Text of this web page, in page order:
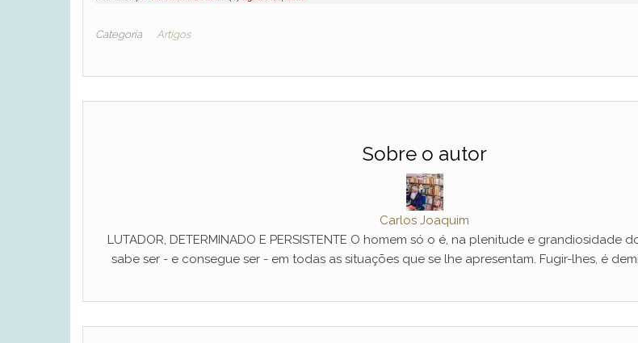
Categoria Artigos
Sobre o autor
Carlos Joaquim
LUTADOR, DETERMINADO E PERSISTENTE O homem só o é, na plenitude e grandiosidade
sabe ser - e consegue ser - em todas as situações que se lhe apresentam. Fugir-lhes, é